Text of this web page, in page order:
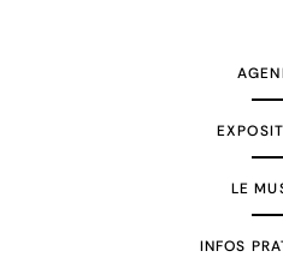
LE
INFOS